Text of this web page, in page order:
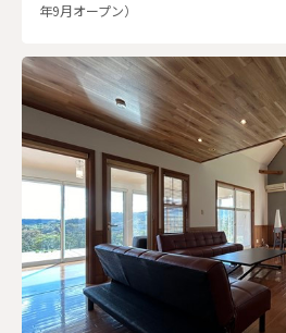
年9月オープン）